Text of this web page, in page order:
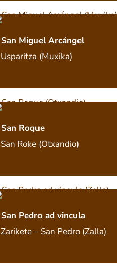
San Miguel Arcángel
Usparitza (Muxika)
San Roque
San Roke (Otxandio)
San Pedro ad vincula
Zarikete – San Pedro (Zalla)